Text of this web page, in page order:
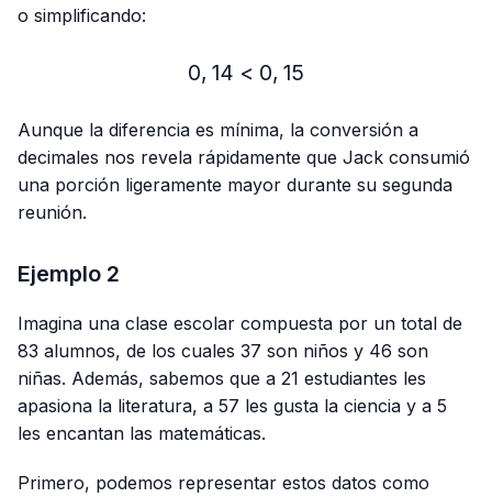
o simplificando:
0,14 < 0,15
0, 14 < 0, 15
Aunque la diferencia es mínima, la conversión a
decimales nos revela rápidamente que Jack consumió
una porción ligeramente mayor durante su segunda
reunión.
Ejemplo 2
Imagina una clase escolar compuesta por un total de
83 alumnos, de los cuales 37 son niños y 46 son
niñas. Además, sabemos que a 21 estudiantes les
apasiona la literatura, a 57 les gusta la ciencia y a 5
les encantan las matemáticas.
Primero, podemos representar estos datos como